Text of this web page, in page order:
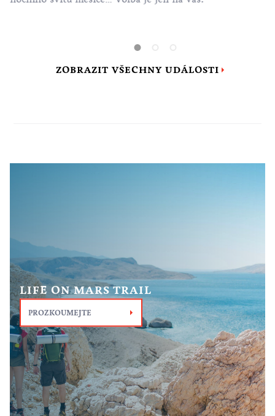
ZOBRAZIT VŠECHNY UDÁLOSTI
LIFE ON MARS TRAIL
PROZKOUMEJTE